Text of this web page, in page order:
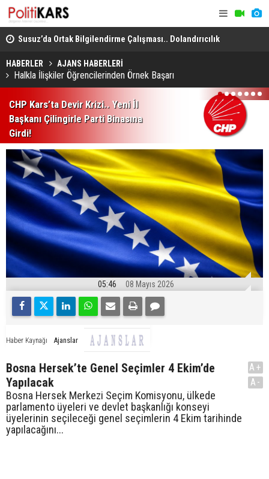
Susuz’da Ortak Bilgilendirme Çalışması.. Dolandırıcılık
ve Şiddete Karşı Uyarı!
HABERLER AJANS HABERLERİ
Halkla İlişkiler Öğrencilerinden Örnek Başarı
CHP Kars’ta Devir Krizi.. Yeni İl
Başkanı Çilingirle Parti Binasına
Girdi!
1 2 3 4 5 6 7
05:46 08 Mayıs 2026
Haber Kaynağı Ajanslar
Bosna Hersek’te Genel Seçimler 4 Ekim’de
Yapılacak
Bosna Hersek Merkezi Seçim Komisyonu, ülkede
parlamento üyeleri ve devlet başkanlığı konseyi
üyelerinin seçileceği genel seçimlerin 4 Ekim tarihinde
yapılacağını...
A+
A-